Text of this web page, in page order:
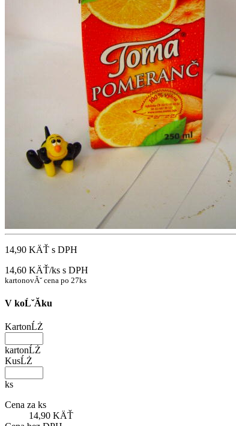
14,90 KÄŤ s DPH
14,60 KÄŤ/ks s DPH
kartonovĂˇ cena po 27ks
V koĹˇĂ­ku
KartonĹŻ
kartonĹŻ
KusĹŻ
ks
Cena za ks
14,90 KÄŤ